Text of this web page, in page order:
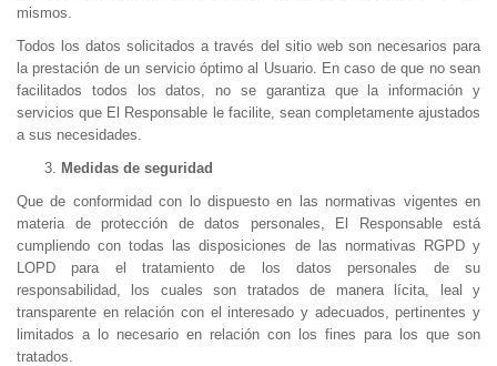
mismos.
Todos los datos solicitados a través del sitio web son necesarios para
la prestación de un servicio óptimo al Usuario. En caso de que no sean
facilitados todos los datos, no se garantiza que la información y
servicios que El Responsable le facilite, sean completamente ajustados
a sus necesidades.
Medidas de seguridad
Que de conformidad con lo dispuesto en las normativas vigentes en
materia de protección de datos personales, El Responsable está
cumpliendo con todas las disposiciones de las normativas RGPD y
LOPD para el tratamiento de los datos personales de su
responsabilidad, los cuales son tratados de manera lícita, leal y
transparente en relación con el interesado y adecuados, pertinentes y
limitados a lo necesario en relación con los fines para los que son
tratados.